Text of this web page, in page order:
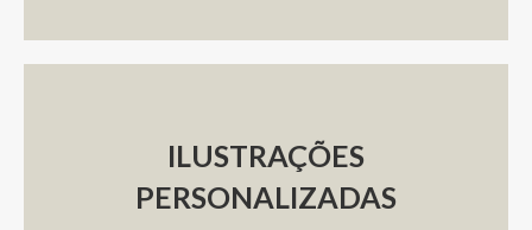
ILUSTRAÇÕES
PERSONALIZADAS